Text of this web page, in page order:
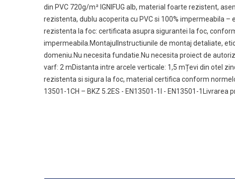
din PVC 720g/m² IGNIFUG alb, material foarte rezistent,
rezistenta, dublu acoperita cu PVC si 100% impermeabila
rezistenta la foc: certificata asupra sigurantei la foc,
impermeabila.MontajulInstructiunile de montaj detaliate,
domeniu.Nu necesita fundatie.Nu necesita proiect de
varf: 2 mDistanta intre arcele verticale: 1,5 mȚevi din otel
rezistenta si sigura la foc, material certifica conform
13501-1CH – BKZ 5.2ES - EN13501-1I - EN13501-